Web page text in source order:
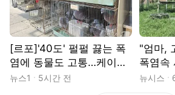
[르포]'40도' 펄펄 끓는 폭
염에 동물도 고통…케이지
속 '다닥다닥'
뉴스1 5시간 전
"엄마,
폭염속
[출동!
뉴시스